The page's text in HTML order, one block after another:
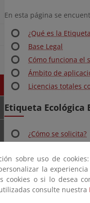
En esta página se
¿Qué es la
Base Legal
Cómo funciona el
Ámbito de
Licencias totales
Etiqueta Ecológica
¿Cómo se solicita?
Organismos
Elementos,
sobre uso de
la
cookies o si lo desea
consulte nuestra